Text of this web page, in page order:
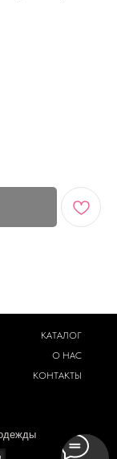
КАТАЛОГ
О НАС
КОНТАКТЫ